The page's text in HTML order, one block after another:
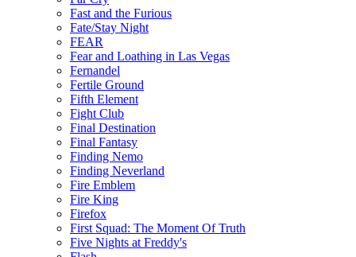
Fast and the Furious
Fate/Stay Night
FEAR
Fear and Loathing in Las Vegas
Fernandel
Fertile Ground
Fifth Element
Fight Club
Final Destination
Final Fantasy
Finding Nemo
Finding Neverland
Fire Emblem
Fire King
Firefox
First Squad: The Moment Of Truth
Five Nights at Freddy's